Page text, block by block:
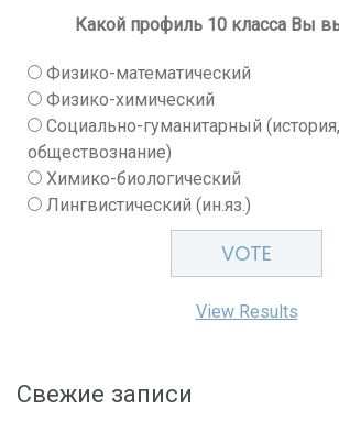
Какой профиль 10 класса Вы
Физико-математический
Физико-химический
Социально-гуманитарный (история,
обществознание)
Химико-биологический
Лингвистический (ин.яз.)
View Results
Свежие записи